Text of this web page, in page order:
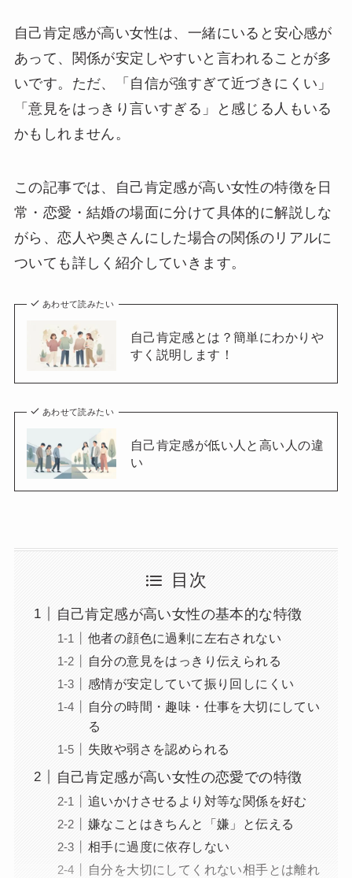
自己肯定感が高い女性は、一緒にいると安心感が
あって、関係が安定しやすいと言われることが多
いです。ただ、「自信が強すぎて近づきにくい」
「意見をはっきり言いすぎる」と感じる人もいる
かもしれません。
この記事では、自己肯定感が高い女性の特徴を日
常・恋愛・結婚の場面に分けて具体的に解説しな
がら、恋人や奥さんにした場合の関係のリアルに
ついても詳しく紹介していきます。
あわせて読みたい
自己肯定感とは？簡単にわかりや
すく説明します！
あわせて読みたい
自己肯定感が低い人と高い人の違
い
目次
自己肯定感が高い女性の基本的な特徴
他者の顔色に過剰に左右されない
自分の意見をはっきり伝えられる
感情が安定していて振り回しにくい
自分の時間・趣味・仕事を大切にしてい
る
失敗や弱さを認められる
自己肯定感が高い女性の恋愛での特徴
追いかけさせるより対等な関係を好む
嫌なことはきちんと「嫌」と伝える
相手に過度に依存しない
自分を大切にしてくれない相手とは離れ